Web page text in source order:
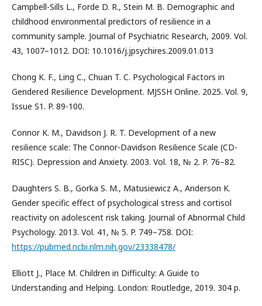
Campbell-Sills L., Forde D. R., Stein M. B. Demographic and
childhood environmental predictors of resilience in a
community sample. Journal of Psychiatric Research, 2009. Vol.
43, 1007–1012. DOI: 10.1016/j.jpsychires.2009.01.013
Chong K. F., Ling C., Chuan T. C. Psychological Factors in
Gendered Resilience Development. MJSSH Online. 2025. Vol. 9,
Issue S1. P. 89-100.
Connor K. M., Davidson J. R. T. Development of a new
resilience scale: The Connor-Davidson Resilience Scale (CD-
RISC). Depression and Anxiety. 2003. Vol. 18, № 2. P. 76–82.
Daughters S. B., Gorka S. M., Matusiewicz A., Anderson K.
Gender specific effect of psychological stress and cortisol
reactivity on adolescent risk taking. Journal of Abnormal Child
Psychology. 2013. Vol. 41, № 5. P. 749–758. DOI:
https://pubmed.ncbi.nlm.nih.gov/23338478/
Elliott J., Place M. Children in Difficulty: A Guide to
Understanding and Helping. London: Routledge, 2019. 304 p.